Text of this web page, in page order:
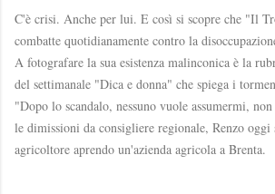
C'è crisi. Anche per lui. E così si scopre che "Il
combatte quotidianamente contro la
A fotografare la sua esistenza malinconica è la
del settimanale "Dica e donna" che spiega i
"Dopo lo scandalo, nessuno vuole assumermi,
le dimissioni da consigliere regionale, Renzo oggi
agricoltore aprendo un'azienda agricola a Brenta.